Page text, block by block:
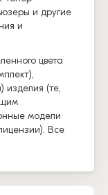
и другие
и
цвета
изделия (те,
модели
Все